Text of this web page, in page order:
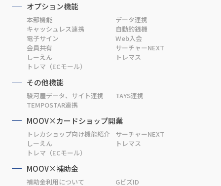
オプション機能
本部機能
データ連携
キャッシュレス連携
自動釣銭機
電子サイン
Web入会
会員共有
サーチャーNEXT
しーえん
トレマス
トレマ（ECモール）
その他機能
駿河屋データ、サイト連携
TAYS連携
TEMPOSTAR連携
MOOV×カードショップ開業
トレカショップ向け機能紹介
サーチャーNEXT
しーえん
トレマス
トレマ（ECモール）
MOOV×補助金
補助金利用について GビズID